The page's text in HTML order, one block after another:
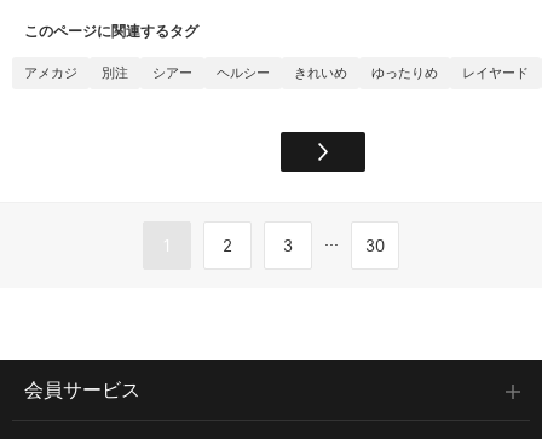
このページに関連するタグ
アメカジ 別注 シアー ヘルシー きれいめ ゆったりめ レイヤード
1 2 3 ... 30
会員サービス